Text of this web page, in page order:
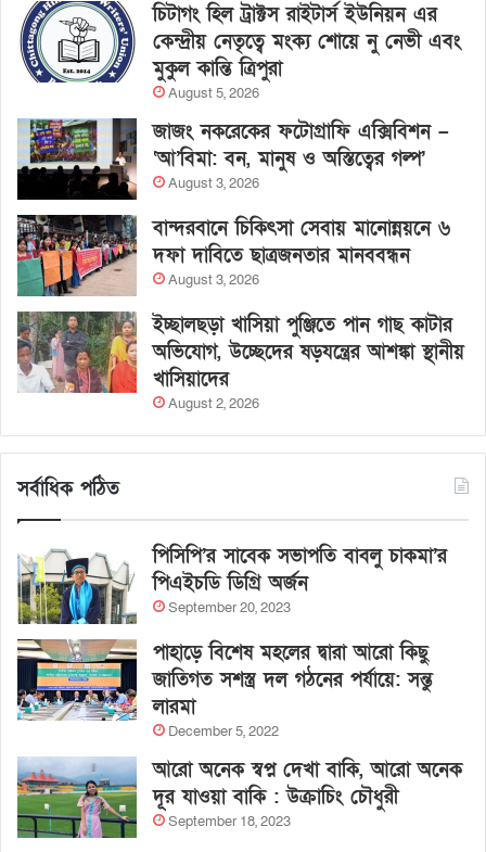
চিটাগং হিল ট্রাক্টস রাইটার্স ইউনিয়ন এর
কেন্দ্রীয় নেতৃত্বে মংক্য শোয়ে নু নেভী এবং
মুকুল কান্তি ত্রিপুরা
August 5, 2026
জাজং নকরেকের ফটোগ্রাফি এক্সিবিশন –
‘আ’বিমা: বন, মানুষ ও অস্তিত্বের গল্প’
August 3, 2026
বান্দরবানে চিকিৎসা সেবায় মানোন্নয়নে ৬
দফা দাবিতে ছাত্রজনতার মানববন্ধন
August 3, 2026
ইচ্ছালছড়া খাসিয়া পুঞ্জিতে পান গাছ কাটার
অভিযোগ, উচ্ছেদের ষড়যন্ত্রের আশঙ্কা স্থানীয়
খাসিয়াদের
August 2, 2026
সর্বাধিক পঠিত
পিসিপি’র সাবেক সভাপতি বাবলু চাকমা’র
পিএইচডি ডিগ্রি অর্জন
September 20, 2023
পাহাড়ে বিশেষ মহলের দ্বারা আরো কিছু
জাতিগত সশস্ত্র দল গঠনের পর্যায়ে: সন্তু
লারমা
December 5, 2022
আরো অনেক স্বপ্ন দেখা বাকি, আরো অনেক
দূর যাওয়া বাকি : উক্রাচিং চৌধুরী
September 18, 2023